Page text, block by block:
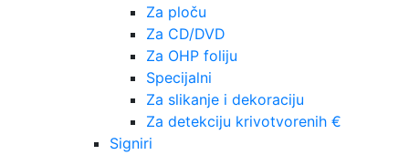
Za ploču
Za CD/DVD
Za OHP foliju
Specijalni
Za slikanje i dekoraciju
Za detekciju krivotvorenih €
Signiri